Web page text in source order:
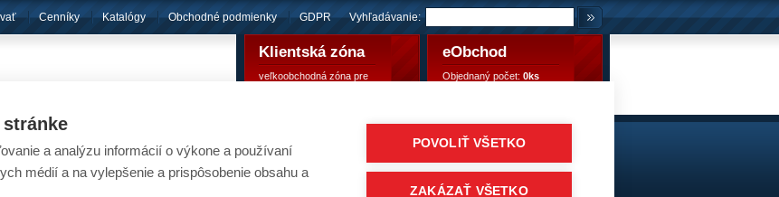
Cenníky Katalógy Obchodné podmienky GDPR Vyhľadávanie:
eObchod
Objednaný počet: 0ks
Klientská zóna
veľkoobchodná zóna pre
- EXIDE BIKE AGM ETR4A-BS 12V 2,3Ah 35A
Akumulátory EXIDE BIKE AGM - MAINTENANCE FREE
a analýzu informácií o výkone a používaní
médií a na vylepšenie a prispôsobenie obsahu a
POVOLIŤ VŠETKO
ZAKÁZAŤ VŠETKO